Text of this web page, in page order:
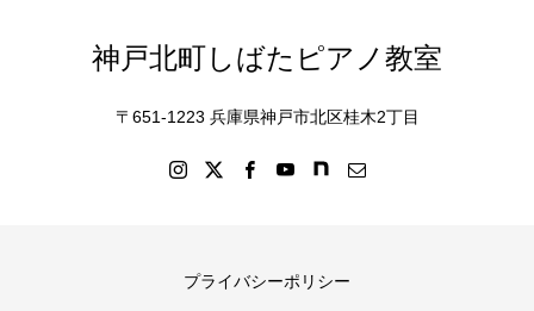
神戸北町しばたピアノ教室
〒651-1223 兵庫県神戸市北区桂木2丁目
プライバシーポリシー